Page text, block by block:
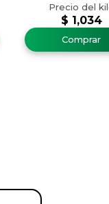
$ 1,034